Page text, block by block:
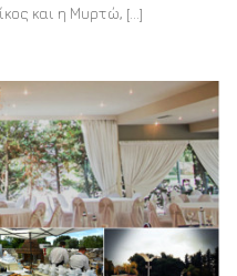
και η Μυρτώ, [...]